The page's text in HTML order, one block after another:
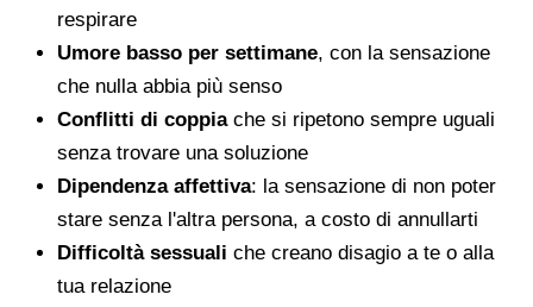
respirare
Umore basso per settimane, con la sensazione
che nulla abbia più senso
Conflitti di coppiache si ripetono sempre uguali
senza trovare una soluzione
Dipendenza affettiva: la sensazione di non poter
stare senza l'altra persona, a costo di annullarti
Difficoltà sessuali che creano disagio a te o alla
tua relazione